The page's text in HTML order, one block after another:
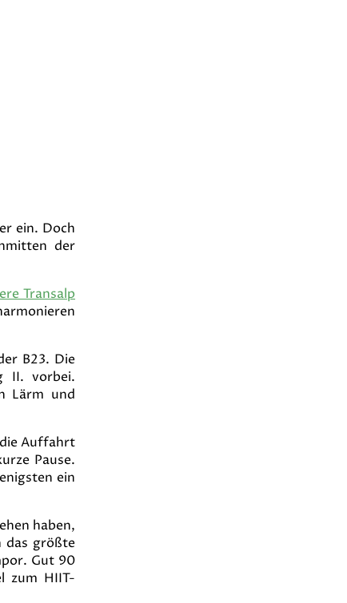
ein. Doch
der
Transalp
B23. Die
II. vorbei.
Lärm und
Auffahrt
Pause.
ein
haben,
das größte
Gut 90
zum HIIT-